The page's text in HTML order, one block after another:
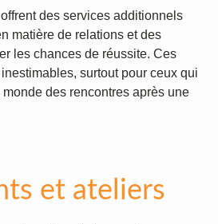
des services additionnels
matière de relations et des
les chances de réussite. Ces
surtout pour ceux qui
des rencontres après une
et ateliers